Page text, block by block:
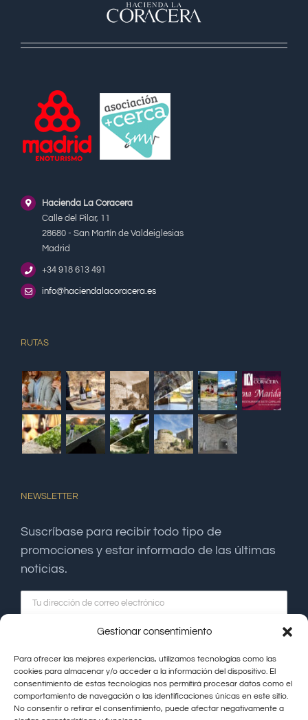
Gestionar consentimiento
Para ofrecer las mejores experiencias, utilizamos tecnologías como las
cookies para almacenar y/o acceder a la información del dispositivo. El
consentimiento de estas tecnologías nos permitirá procesar datos como el
comportamiento de navegación o las identificaciones únicas en este sitio.
No consentir o retirar el consentimiento, puede afectar negativamente a
Hacienda La Coracera
Calle del Pilar, 11
28680 - San Martín de Valdeiglesias
Madrid
+34 918 613 491
info@haciendalacoracera.es
RUTAS
NEWSLETTER
Suscríbase para recibir todo tipo de
promociones y estar informado de las últimas
noticias.